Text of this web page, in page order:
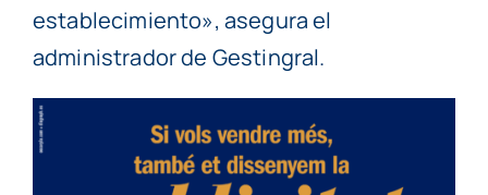
establecimiento», asegura el
administrador de Gestingral.